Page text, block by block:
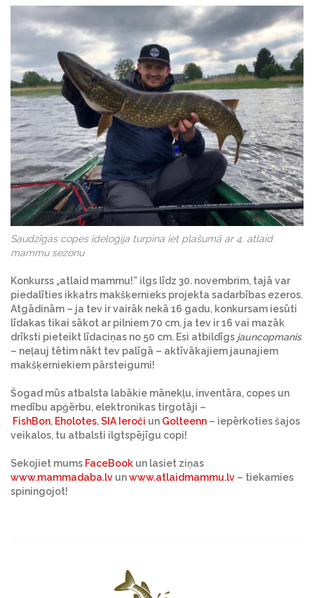
Saudzīgas copes ideloģija turpina iet plašumā ar 4. atlaid
mammu sezonu
Konkurss „atlaid mammu!” ilgs līdz 30. novembrim, tajā var
piedalīties ikkatrs makšķernieks projekta sadarbības ezeros.
Atgādinām – ja tev ir vairāk nekā 16 gadu, konkursam iesūti
līdakas tikai sākot ar pilniem 70 cm, ja tev ir 16 vai mazāk
drīksti pieteikt līdaciņas no 50 cm. Esi atbildīgs jauncopmanis
– neļauj tētim nākt tev palīgā – aktīvākajiem jaunajiem
makšķerniekiem pārsteigumi!
Šogad mūs atbalsta labākie mānekļu, inventāra, copes un
medību apģērbu, elektronikas tirgotāji –
FishBon, Eholotes,SIA Ieroči un Golteenn – iepērkoties šajos
veikalos, tu atbalsti ilgtspējīgu copi!
Sekojiet mums FaceBook un lasiet ziņas
www.mammadaba.lv unwww.atlaidmammu.lv – tiekamies
spiningojot!